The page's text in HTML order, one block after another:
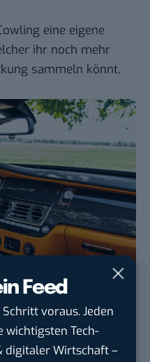
Feed
voraus. Jeden
wichtigsten Tech-
digitaler Wirtschaft –
eine eigene
ihr noch mehr
sammeln könnt,
Royce Dawn
Royce Ghost habe ich